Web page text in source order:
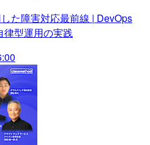
た障害対応最前線 | DevOps
律型運用の実践